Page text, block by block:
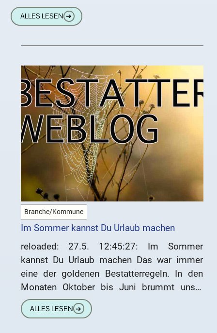
Beerdigungsunternehmer mit meinen
Themen so viele
ALLES LESEN ➔
Branche/Kommune
Im Sommer kannst Du Urlaub machen
reloaded: 27.5. 12:45:27: Im Sommer
kannst Du Urlaub machen Das war immer
eine der goldenen Bestatterregeln. In den
Monaten Oktober bis Juni brummt unser
Geschäft, das Kühlhaus ist voll und
ALLES LESEN ➔